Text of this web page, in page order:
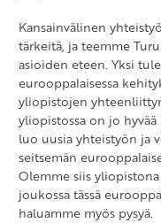
Kansainvälinen
tärkeitä, ja teemme
asioiden eteen. Yksi
eurooppalaisessa
yliopistojen
yliopistossa on jo
luo uusia yhteistyön ja
seitsemän
Olemme siis
joukossa tässä
haluamme myös pysyä.